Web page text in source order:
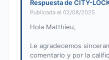
Respuesta de CITY-
Publicada el 02/08/2025
Hola Matthieu,
Le agradecemos
comentario y por la